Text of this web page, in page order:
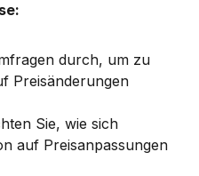
durch, um zu
Preisänderungen
Sie, wie sich
auf Preisanpassungen